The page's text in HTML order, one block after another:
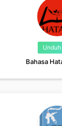
Unduh
Bahasa